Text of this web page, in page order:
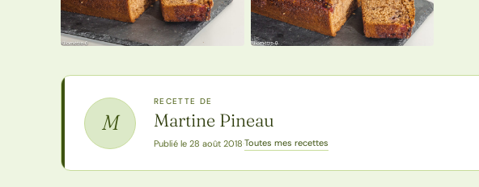
M
RECETTE DE
Martine Pineau
Publié le 28 août 2018·Toutes mes recettes